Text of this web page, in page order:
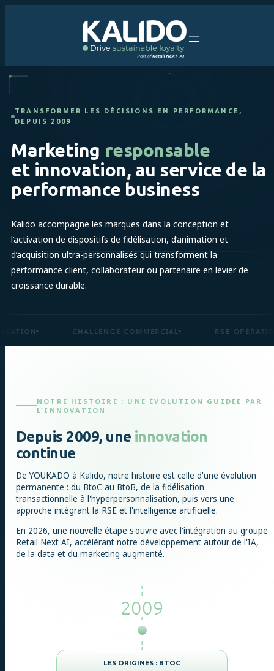
TRANSFORMER LES DÉCISIONS EN PERFORMANCE,
DEPUIS 2009
Marketing responsable
et innovation, au service de la
performance business
Kalido accompagne les marques dans la conception et
l’activation de dispositifs de fidélisation, d’animation et
d’acquisition ultra-personnalisés qui transforment la
performance client, collaborateur ou partenaire en levier de
croissance durable.
CHALLENGE COMMERCIAL RSE
NOTRE HISTOIRE : UNE ÉVOLUTION GUIDÉE PAR
L'INNOVATION
Depuis 2009, une innovation
continue
De YOUKADO à Kalido, notre histoire est celle d'une évolution
permanente : du BtoC au BtoB, de la fidélisation
transactionnelle à l'hyperpersonnalisation, puis vers une
approche intégrant la RSE et l'intelligence artificielle.
En 2026, une nouvelle étape s'ouvre avec l'intégration au groupe
Retail Next AI, accélérant notre développement autour de l'IA,
de la data et du marketing augmenté.
2009
LES ORIGINES : BTOC